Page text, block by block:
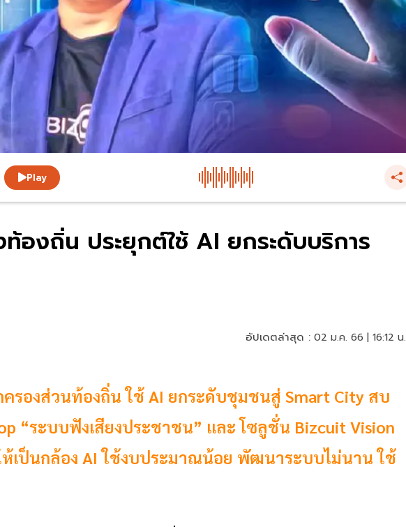
Play
องถิ่น ประยุกต์ใช้ AI ยกระดับบริการ
อัปเดตล่าสุด : 02 ม.ค. 66 | 16:12 น.
รองส่วนท้องถิ่น ใช้ AI ยกระดับชุมชนสู่ Smart City สบ
“ระบบฟังเสียงประชาชน” และ โซลูชั่น Bizcuit Vision
ห้เป็นกล้อง AI ใช้งบประมาณน้อย พัฒนาระบบไม่นาน ใช้